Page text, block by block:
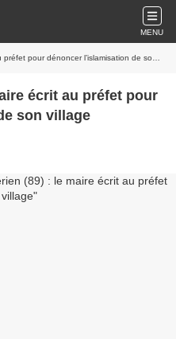
MENU
pour dénoncer l’islamisation de son village
écrit au préfet pour
son village